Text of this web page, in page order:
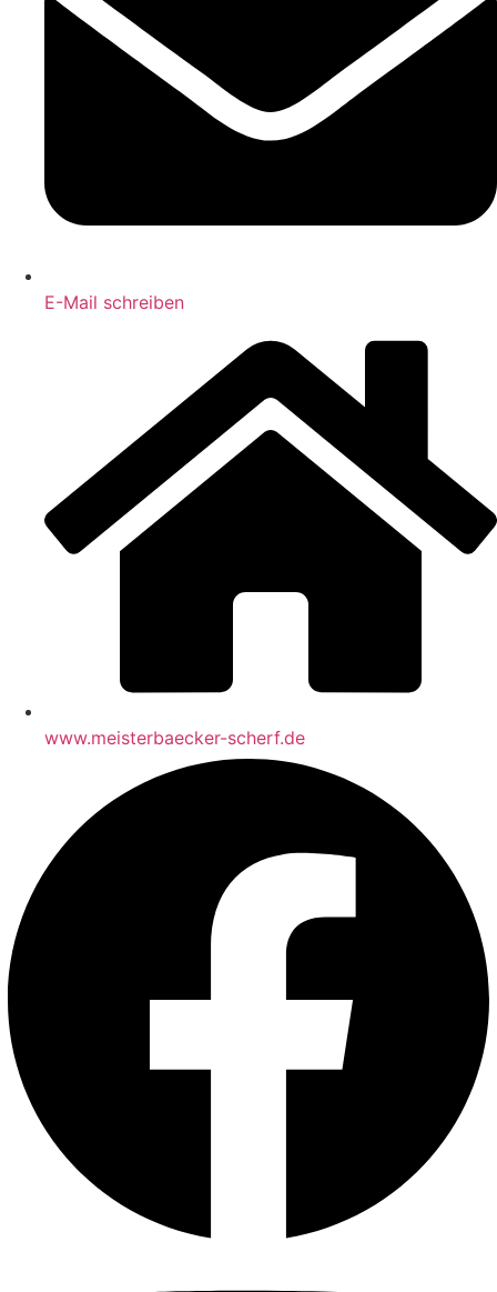
E-Mail schreiben
www.meisterbaecker-scherf.de